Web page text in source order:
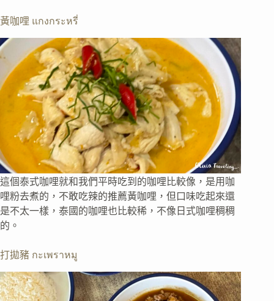
黃咖哩 แกงกระหรี่
這個泰式咖哩就和我們平時吃到的咖哩比較像，是用咖
哩粉去煮的，不敢吃辣的推薦黃咖哩，但口味吃起來還
是不太一樣，泰國的咖哩也比較稀，不像日式咖哩稠稠
的。
打拋豬 กะเพราหมู